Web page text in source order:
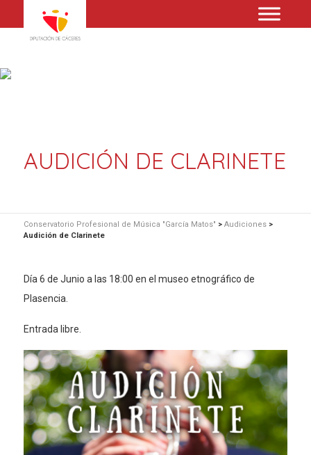
AUDICIÓN DE CLARINETE
Conservatorio Profesional de Música "García Matos" > Audiciones>
Audición de Clarinete
Día 6 de Junio a las 18:00 en el museo etnográfico de
Plasencia.
Entrada libre.